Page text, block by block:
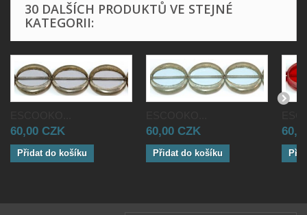
30 DALŠÍCH PRODUKTŮ VE STEJNÉ
KATEGORII:
60,00 CZK
Přidat do košíku
60,00 CZK
Přidat do košíku